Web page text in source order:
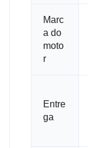
Marc
a do
moto
r
Entre
ga